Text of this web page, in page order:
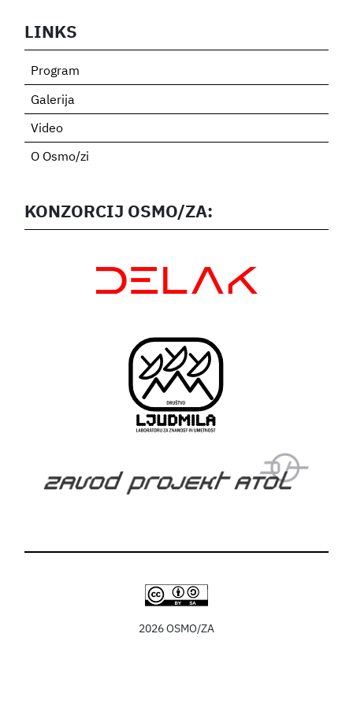
LINKS
Program
Galerija
Video
O Osmo/zi
KONZORCIJ OSMO/ZA:
2026 OSMO/ZA